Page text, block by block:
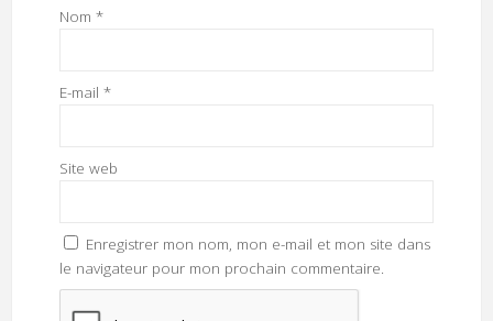
Nom *
E-mail *
Site web
Enregistrer mon nom, mon e-mail et mon site dans
le navigateur pour mon prochain commentaire.